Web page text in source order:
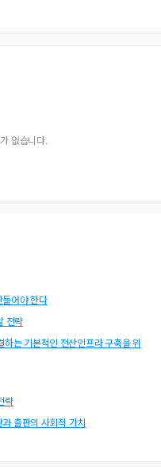
없습니다.
어야 한다
전략
는 기본적인 전산인프라 구축을 위
략
출판의 사회적 가치